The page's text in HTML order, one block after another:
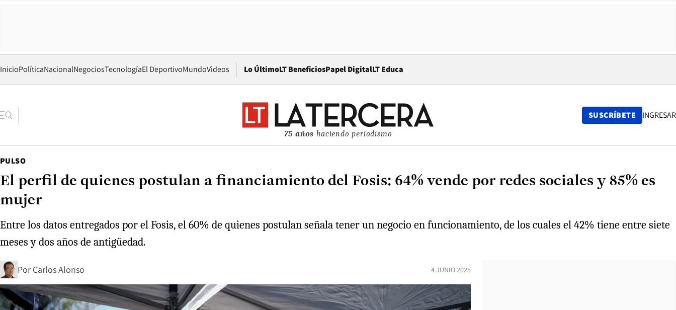
InicioPolíticaNacionalNegociosTecnologíaEl DeportivoMundoVideos Lo ÚltimoLT BeneficiosPapel DigitalOpens in new window
LT Educa
75 años haciendo periodismo
SUSCRÍBETE INGRESAR
PULSO
El perfil de quienes postulan a financiamiento del Fosis: 64% vende por redes sociales y 85% es
mujer
Entre los datos entregados por el Fosis, el 60% de quienes postulan señala tener un negocio en funcionamiento, de los cuales el 42% tiene entre siete
meses y dos años de antigüedad.
Por Carlos Alonso 4 JUNIO 2025